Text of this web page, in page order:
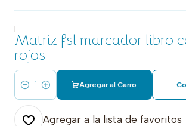
|
Matriz fsl marcador libro
rojos
Cantidad
Agregar al Carro
Agregar a la lista de favoritos